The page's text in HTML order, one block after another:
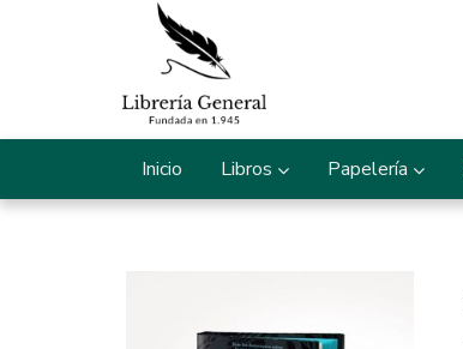
Inicio Libros Papelería